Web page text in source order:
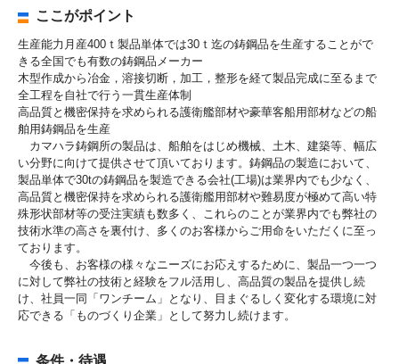
ここがポイント
生産能力月産400ｔ製品単体では30ｔ迄の鋳鋼品を生産することがで
きる全国でも有数の鋳鋼品メーカー
木型作成から冶金，溶接切断，加工，整形を経て製品完成に至るまで
全工程を自社で行う一貫生産体制
高品質と機密保持を求められる護衛艦部材や豪華客船用部材などの船
舶用鋳鋼品を生産
カマハラ鋳鋼所の製品は、船舶をはじめ機械、土木、建築等、幅広
い分野に向けて提供させて頂いております。鋳鋼品の製造において、
製品単体で30tの鋳鋼品を製造できる会社(工場)は業界内でも少なく、
高品質と機密保持を求められる護衛艦用部材や難易度が極めて高い特
殊形状部材等の受注実績も数多く、これらのことが業界内でも弊社の
技術水準の高さを裏付け、多くのお客様からご用命をいただくに至っ
ております。
今後も、お客様の様々なニーズにお応えするために、製品一つ一つ
に対して弊社の技術と経験をフル活用し、高品質の製品を提供し続
け、社員一同「ワンチーム」となり、目まぐるしく変化する環境に対
応できる「ものづくり企業」として努力し続けます。
条件・待遇